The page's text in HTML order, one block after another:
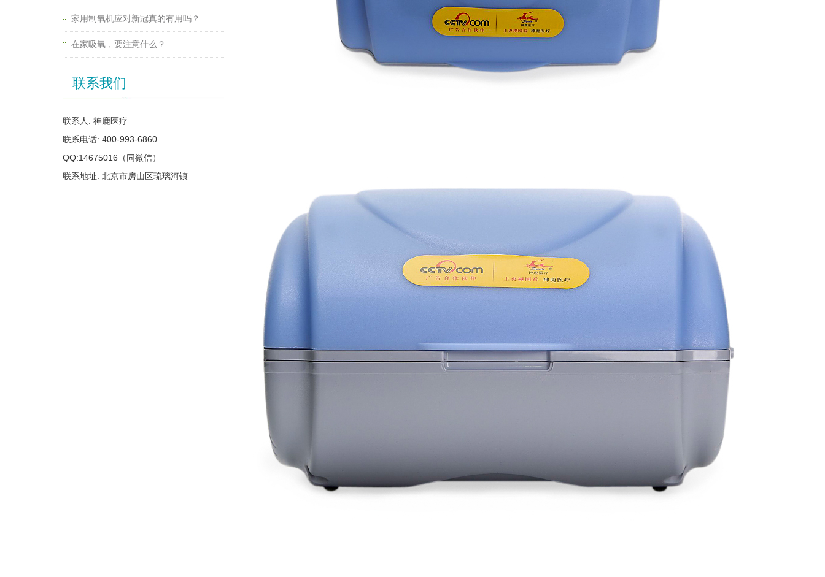
家用制氧机应对新冠真的有用吗？
在家吸氧，要注意什么？
联系我们
联系人: 神鹿医疗
联系电话: 400-993-6860
QQ:14675016（同微信）
联系地址: 北京市房山区琉璃河镇